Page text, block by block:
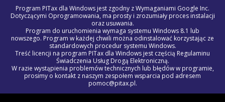
Program PITax dla Windows jest zgodny z Wymaganiami Google Inc.
Dotyczącymi Oprogramowania, ma prosty i zrozumiały proces instalacji
oraz usuwania.
Program do uruchomienia wymaga systemu Windows 8.1 lub
nowszego. Program w każdej chwili można odinstalować korzystając ze
standardowych procedur systemu Windows.
Treść licencji na program PITax dla Windows jest częścią Regulaminu
Świadczenia Usług Drogą Elektroniczną.
W razie wystąpienia problemów technicznych lub błędów w programie,
prosimy o kontakt z naszym zespołem wsparcia pod adresem
pomoc@pitax.pl.